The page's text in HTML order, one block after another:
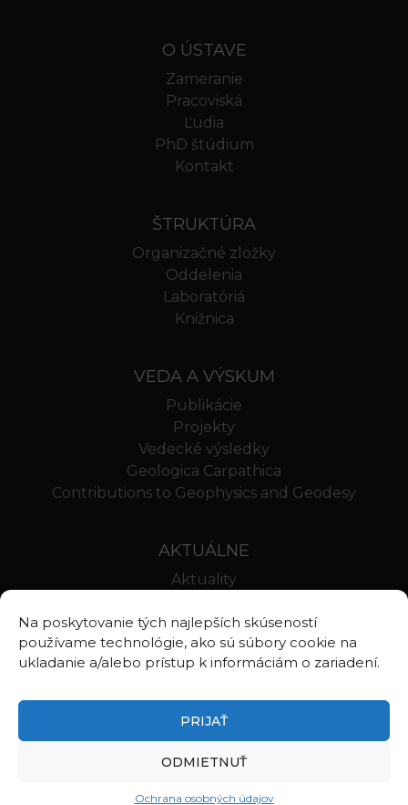
Na poskytovanie tých najlepších skúseností
používame technológie, ako sú súbory cookie na
ukladanie a/alebo prístup k informáciám o zariadení.
PRIJAŤ
ODMIETNUŤ
Ochrana osobných údajov
O ÚSTAVE
Zameranie
Pracoviská
Ľudia
PhD štúdium
Kontakt
ŠTRUKTÚRA
Organizačné zložky
Oddelenia
Laboratóriá
Knižnica
VEDA A VÝSKUM
Publikácie
Projekty
Vedecké výsledky
Geologica Carpathica
Contributions to Geophysics and Geodesy
AKTUÁLNE
Aktuality
Stravovanie SAV
Webmail BA
Webmail BB
Zásady ochrany osobných údajov